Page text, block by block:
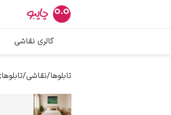
گالری نقاشی
تابلوها/نقاشی/